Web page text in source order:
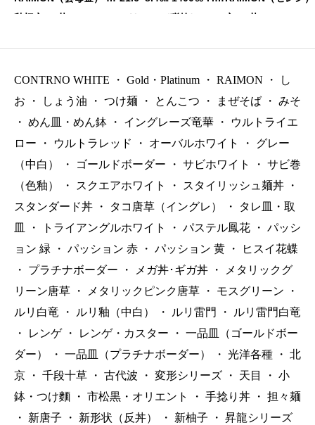
釉切立6.8丼 20.1×7.5㎝
0 ￥3500（税抜）
立6.8丼 20.1×7.5㎝
CONTRNO WHITE ・ Gold・Platinum ・ RAIMON ・
し
お
・ しょう油 ・ つけ麺 ・ とんこつ ・ まぜそば ・ みそ
・ めん皿・めん鉢 ・ イングレーズ竜華 ・
ウルトライエ
ロー
・ ウルトラレッド ・ オーバルホワイト ・
グレー
（中白）
・ ゴールドボーダー ・ サビホワイト ・ サビ巻
（色釉）
・ スクエアホワイト ・ スタイリッシュ麺丼
・
スタンダード丼
・ タコ唐草（イングレ） ・
タレ皿・取
皿
・ トライアングルホワイト ・ パステル鳳花 ・ パッシ
ョン 緑
・ パッション 赤 ・ パッション 黄 ・
ヒスイ花蝶
・
プラチナボーダー ・ メガ丼･ギガ丼 ・
メタリックグ
リーン唐草
・ メタリックピンク唐草 ・ モスグリーン
・
ルリ白竜
・ ルリ釉（中白） ・ ルリ雷門 ・
ルリ雷門白竜
・
レンゲ ・ レンゲ・カスター ・ 一品皿（ゴールドボー
ダー）
・ 一品皿（プラチナボーダー） ・ 光洋各種 ・ 北
京
・ 千段十草 ・ 古代波 ・ 変形シリーズ ・ 天目 ・ 小
鉢・つけ麵
・ 市松黒・オリエント ・ 手捻り丼 ・ 担々麺
・
新唐子 ・ 新形状（反丼） ・ 新柚子 ・ 昇龍シリーズ